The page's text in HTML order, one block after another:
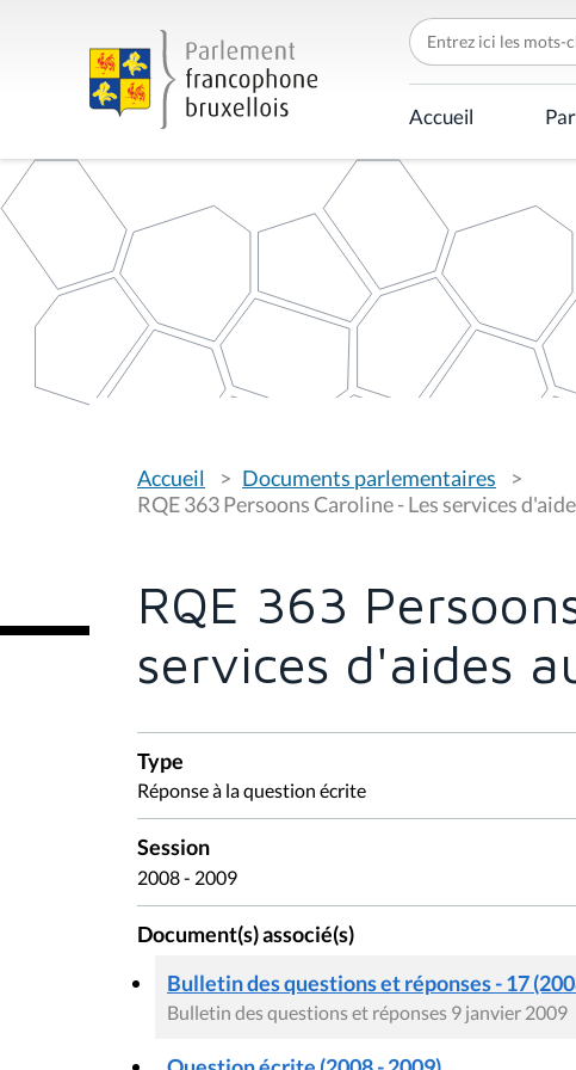
C
h
e
r
c
h
r
p
Accueil
o
u
s
s
:
Accueil
Documents parlementaires
RQE 363 Persoons Caroline - Les services
RQE 363
services d'aides
Type
Réponse à la question écrite
Session
2008 - 2009
Document(s) associé(s)
Bulletin des questions et réponses - 17
Bulletin des questions et réponses 9 janvier 2009